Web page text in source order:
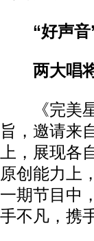
“好声音
两大唱将
《完美星
旨，邀请来
上，展现各
原创能力上
一期节目中
手不凡，携